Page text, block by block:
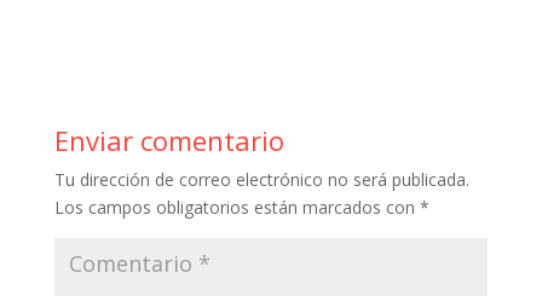
o
o
k
st
p
p
ti
r
Enviar comentario
Tu dirección de correo electrónico no será publicada.
Los campos obligatorios están marcados con *